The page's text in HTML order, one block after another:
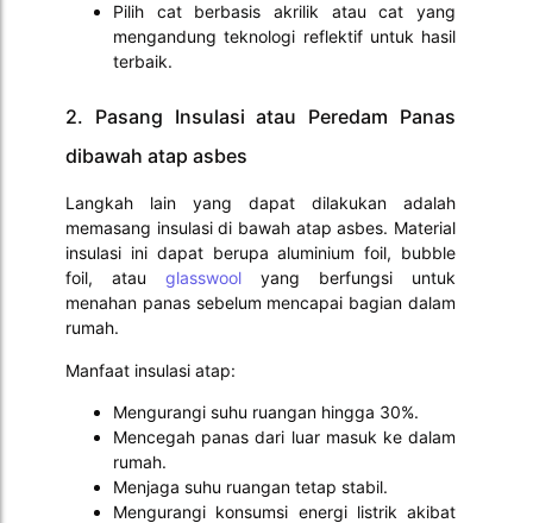
Pilih cat berbasis akrilik atau cat yang
mengandung teknologi reflektif untuk hasil
terbaik.
2. Pasang Insulasi atau Peredam Panas
dibawah atap asbes
Langkah lain yang dapat dilakukan adalah
memasang insulasi di bawah atap asbes. Material
insulasi ini dapat berupa aluminium foil, bubble
foil, atau glasswool yang berfungsi untuk
menahan panas sebelum mencapai bagian dalam
rumah.
Manfaat insulasi atap:
Mengurangi suhu ruangan hingga 30%.
Mencegah panas dari luar masuk ke dalam
rumah.
Menjaga suhu ruangan tetap stabil.
Mengurangi konsumsi energi listrik akibat